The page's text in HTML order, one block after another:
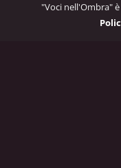
"Voci nell'Ombra"